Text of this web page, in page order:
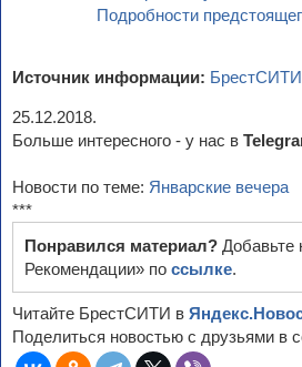
Подробности
Источник информации: БрестСИТИ
25.12.2018.
Больше интересного - у нас в
Новости по теме: Январские вечера
***
Понравился материал? Добавьте
Рекомендации» по ссылке.
Читайте БрестСИТИ в
Поделиться новостью с друзьями в